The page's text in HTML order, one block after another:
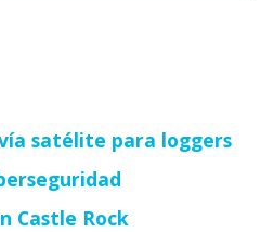
satélite para loggers
Castle Rock